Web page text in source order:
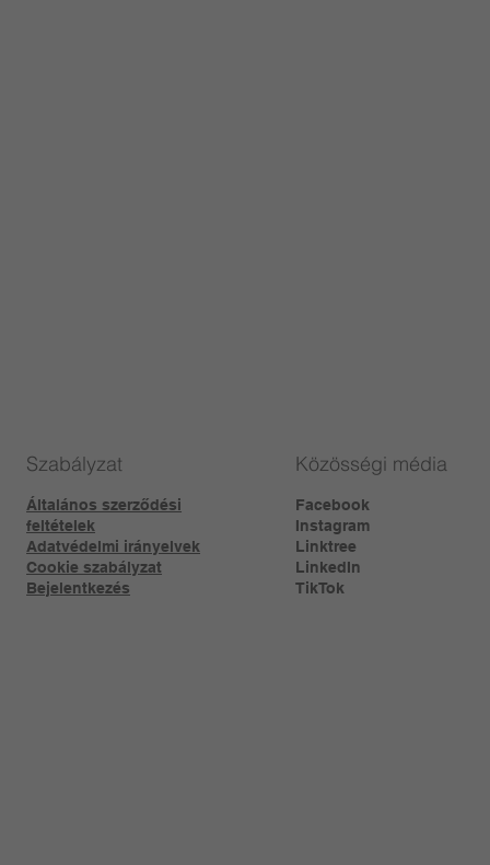
Szabályzat
Általános szerződési
feltételek
Adatvédelmi irányelvek
Cookie szabályzat
Bejelentkezés
Közösségi média
Facebook
Instagram
Linktree​
LinkedIn
TikTok